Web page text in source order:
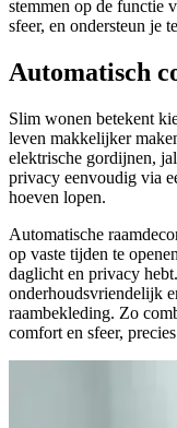
stemmen op de functie
sfeer, en ondersteun je
Automatisch
Slim wonen betekent
leven makkelijker
elektrische gordijnen,
privacy eenvoudig via
hoeven lopen.
Automatische
op vaste tijden te
daglicht en privacy
onderhoudsvriendelijk
raambekleding. Zo
comfort en sfeer,